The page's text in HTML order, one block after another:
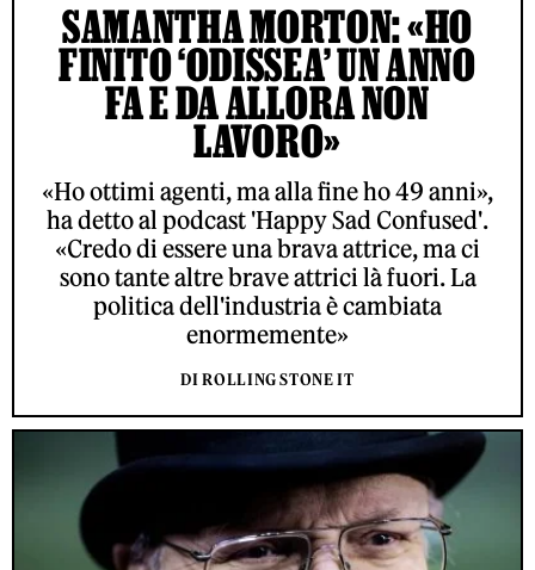
SAMANTHA MORTON: «HO
FINITO ‘ODISSEA’ UN ANNO
FA E DA ALLORA NON
LAVORO»
«Ho ottimi agenti, ma alla fine ho 49 anni»,
ha detto al podcast 'Happy Sad Confused'.
«Credo di essere una brava attrice, ma ci
sono tante altre brave attrici là fuori. La
politica dell'industria è cambiata
enormemente»
DI ROLLING STONE IT